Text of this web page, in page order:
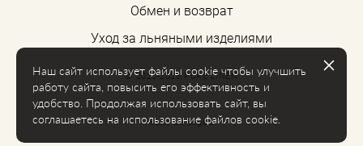
Обмен и возврат
Уход за льняными изделиями
© 2020-2026 PURE LINEN
сайт от vigbo
Наш сайт использует файлы cookie чтобы улучшить
работу сайта, повысить его эффективность и
удобство. Продолжая использовать сайт, вы
соглашаетесь на использование файлов cookie.